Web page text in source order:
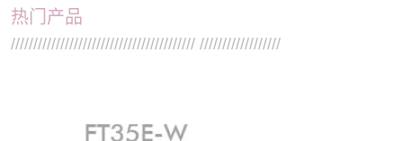
热门产品
///////////////////////////////////////// //////////////////